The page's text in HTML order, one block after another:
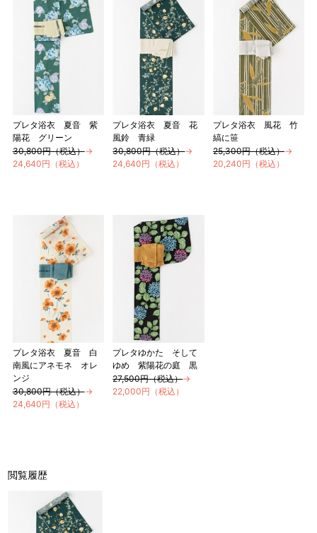
プレタ浴衣 夏音 紫
陽花 グリーン
30,800円（税込）→
24,640円（税込）
プレタ浴衣 夏音 花
風鈴 青緑
30,800円（税込）→
24,640円（税込）
プレタ浴衣 風花 竹
縞に笹
25,300円（税込）→
20,240円（税込）
プレタ浴衣 夏音 白
南風にアネモネ オレ
ンジ
30,800円（税込）→
24,640円（税込）
プレタゆかた そして
ゆめ 紫陽花の庭 黒
27,500円（税込）→
22,000円（税込）
閲覧履歴